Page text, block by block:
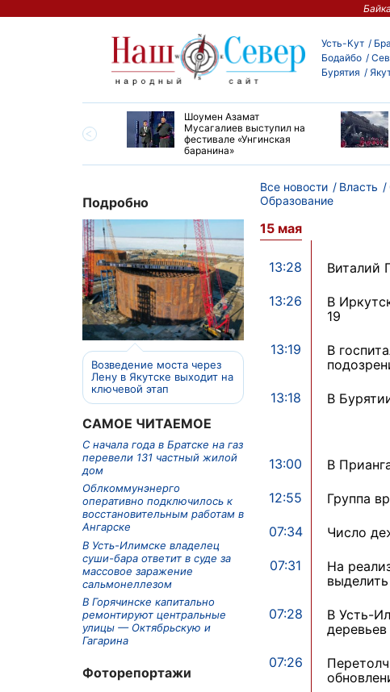
Усть-Кут
Бодайбо
Бурятия
свой высокий
на конгрессе в
Шоумен Азамат
Мусагалиев выступил на
фестивале «Унгинская
баранина»
Подробно
Возведение моста через
Лену в Якутске выходит на
ключевой этап
САМОЕ ЧИТАЕМОЕ
С начала года в Братске на газ
перевели 131 частный жилой
дом
Облкоммунэнерго
оперативно подключилось к
восстановительным работам в
Ангарске
В Усть-Илимске владелец
суши-бара ответит в суде за
массовое заражение
сальмонеллезом
В Горячинске капитально
ремонтируют центральные
улицы — Октябрьскую и
Гагарина
Фоторепортажи
Все новости Власть
Образование
15 мая
13:28 Виталий
13:26
В
19
13:19
В
13:18 В
13:00 В
12:55 Группа
07:34 Число
07:31
На
07:28
В Усть-
деревьев
07:26